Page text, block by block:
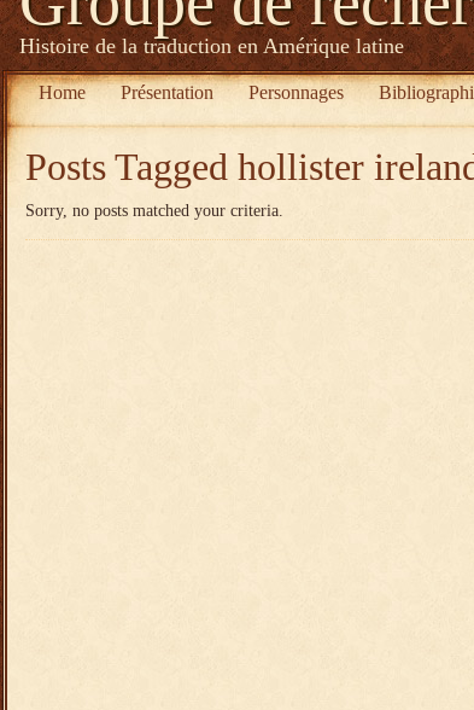
Histoire de la traduction en Amérique latine
Home Présentation Personnages
Posts Tagged hollister
Sorry, no posts matched your criteria.